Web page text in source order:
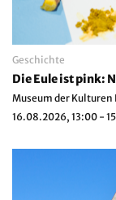
Geschichte
Die Eule ist pink:
Museum der Kulturen
16.08.2026, 13:00 -